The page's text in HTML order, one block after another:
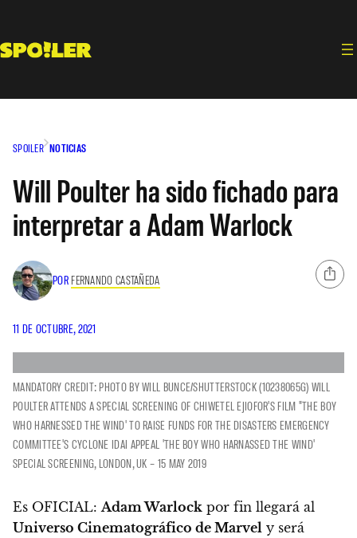
contenido
SPOILER NOTICIAS
Will Poulter ha sido fichado para
interpretar a Adam Warlock
POR FERNANDO CASTAÑEDA
11 DE OCTUBRE, 2021
MANDATORY CREDIT: PHOTO BY WILL BUNCE/SHUTTERSTOCK (10238065G) WILL
POULTER ATTENDS A SPECIAL SCREENING OF CHIWETEL EJIOFOR'S FILM "THE BOY
WHO HARNESSED THE WIND' TO RAISE FUNDS FOR THE DISASTERS EMERGENCY
COMMITTEE'S CYCLONE IDAI APPEAL 'THE BOY WHO HARNASSED THE WIND'
SPECIAL SCREENING, LONDON, UK – 15 MAY 2019
Es OFICIAL:Adam Warlock por fin llegará al
Universo Cinematográfico de Marvel y será